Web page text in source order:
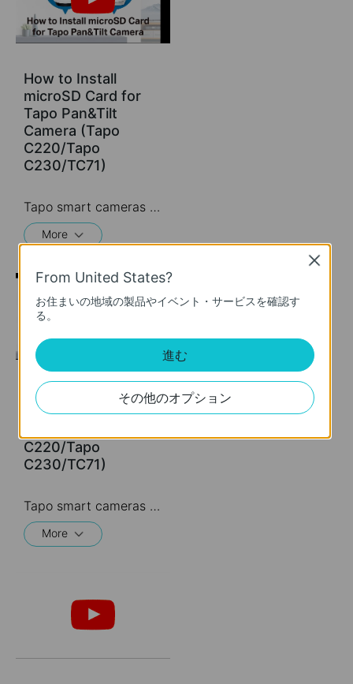
How to Install
microSD Card for
Tapo Pan&Tilt
Camera (Tapo
C220/Tapo
C230/TC71)
Tapo smart cameras do much more than traditional cameras. High resolution videos deliver crystal-clear images while smart motion detection and instant notifications make sure you never miss a thing. Two-way audio lets you communicate with your loved ones in real time.
More
How to Mount Your
Tapo Pan&Tilt
C220/Tapo
C230/TC71)
Tapo smart cameras do much more than traditional cameras. High resolution videos deliver crystal-clear images while smart motion detection and instant notifications make sure you never miss a thing. Two-way audio lets you communicate with your loved ones in real time.
More
From United States?
お住まいの地域の製品やイベント・サービスを確認す
る。
進む
その他のオプション
Close